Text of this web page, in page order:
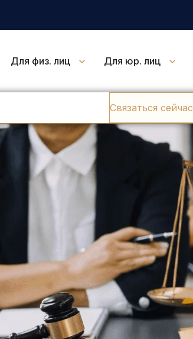
Для физ. лиц Для юр. лиц
Связаться сейчас